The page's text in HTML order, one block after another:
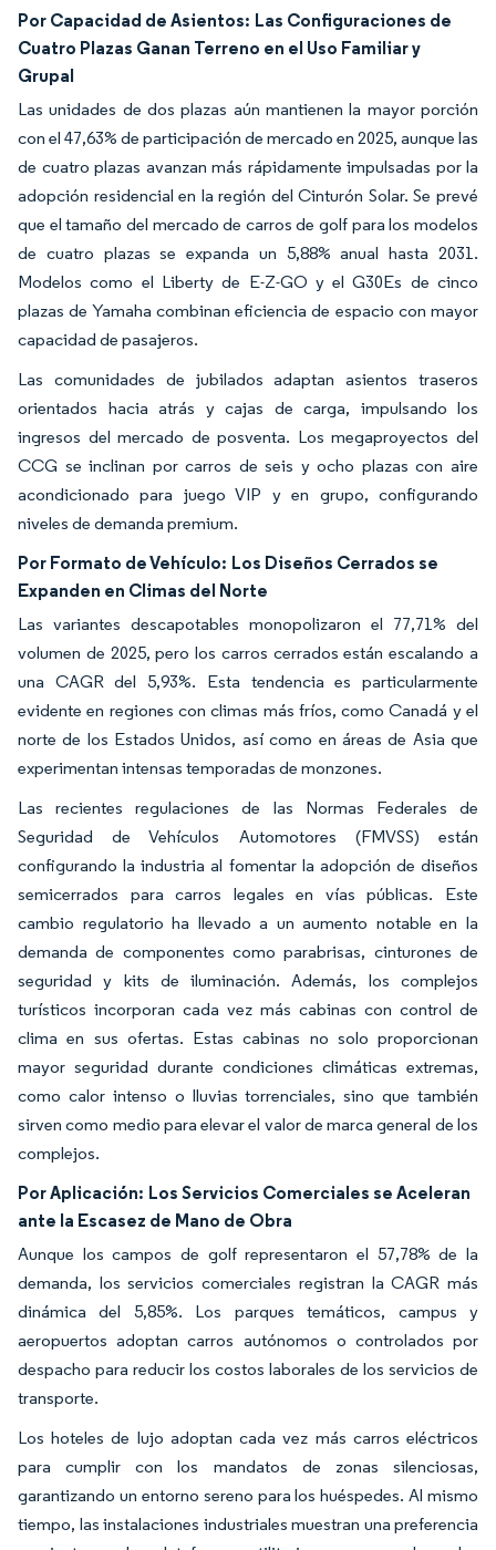
Por Capacidad de Asientos: Las Configuraciones de
Cuatro Plazas Ganan Terreno en el Uso Familiar y
Grupal
Las unidades de dos plazas aún mantienen la mayor porción
con el 47,63% de participación de mercado en 2025, aunque las
de cuatro plazas avanzan más rápidamente impulsadas por la
adopción residencial en la región del Cinturón Solar. Se prevé
que el tamaño del mercado de carros de golf para los modelos
de cuatro plazas se expanda un 5,88% anual hasta 2031.
Modelos como el Liberty de E-Z-GO y el G30Es de cinco
plazas de Yamaha combinan eficiencia de espacio con mayor
capacidad de pasajeros.
Las comunidades de jubilados adaptan asientos traseros
orientados hacia atrás y cajas de carga, impulsando los
ingresos del mercado de posventa. Los megaproyectos del
CCG se inclinan por carros de seis y ocho plazas con aire
acondicionado para juego VIP y en grupo, configurando
niveles de demanda premium.
Por Formato de Vehículo: Los Diseños Cerrados se
Expanden en Climas del Norte
Las variantes descapotables monopolizaron el 77,71% del
volumen de 2025, pero los carros cerrados están escalando a
una CAGR del 5,93%. Esta tendencia es particularmente
evidente en regiones con climas más fríos, como Canadá y el
norte de los Estados Unidos, así como en áreas de Asia que
experimentan intensas temporadas de monzones.
Las recientes regulaciones de las Normas Federales de
Seguridad de Vehículos Automotores (FMVSS) están
configurando la industria al fomentar la adopción de diseños
semicerrados para carros legales en vías públicas. Este
cambio regulatorio ha llevado a un aumento notable en la
demanda de componentes como parabrisas, cinturones de
seguridad y kits de iluminación. Además, los complejos
turísticos incorporan cada vez más cabinas con control de
clima en sus ofertas. Estas cabinas no solo proporcionan
mayor seguridad durante condiciones climáticas extremas,
como calor intenso o lluvias torrenciales, sino que también
sirven como medio para elevar el valor de marca general de los
complejos.
Por Aplicación: Los Servicios Comerciales se Aceleran
ante la Escasez de Mano de Obra
Aunque los campos de golf representaron el 57,78% de la
demanda, los servicios comerciales registran la CAGR más
dinámica del 5,85%. Los parques temáticos, campus y
aeropuertos adoptan carros autónomos o controlados por
despacho para reducir los costos laborales de los servicios de
transporte.
Los hoteles de lujo adoptan cada vez más carros eléctricos
para cumplir con los mandatos de zonas silenciosas,
garantizando un entorno sereno para los huéspedes. Al mismo
tiempo, las instalaciones industriales muestran una preferencia